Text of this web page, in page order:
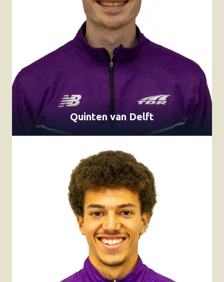
Quinten van Delft